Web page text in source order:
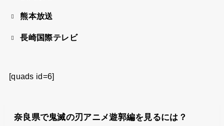
熊本放送
長崎国際テレビ
[quads id=6]
奈良県で鬼滅の刃アニメ遊郭編を見るには？